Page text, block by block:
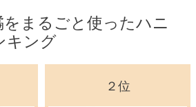
まるごと使ったハニ
キング
２位